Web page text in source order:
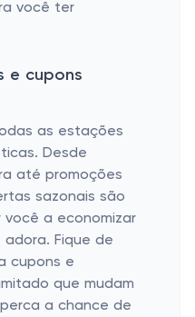
você ter
e cupons
as estações
Desde
até promoções
sazonais são
a economizar
Fique de
cupons e
que mudam
a chance de